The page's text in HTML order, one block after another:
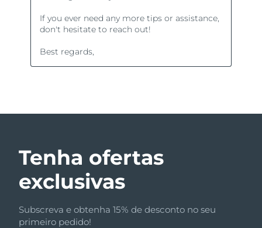
Tenha ofertas
exclusivas
Subscreva e obtenha 15% de desconto no seu
primeiro pedido!